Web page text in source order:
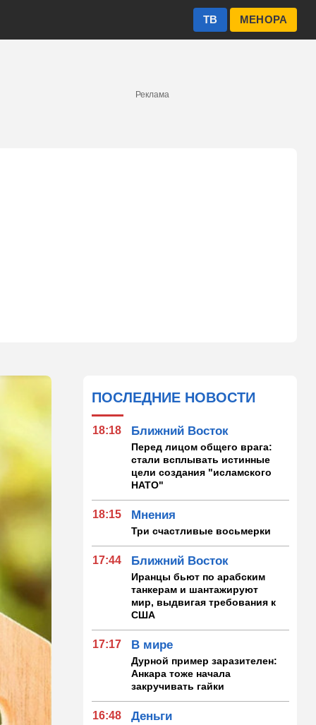
МЕНОРА
ТВ
Реклама
ПОСЛЕДНИЕ НОВОСТИ
18:18 Ближний Восток
Перед лицом общего врага:
стали всплывать истинные
цели создания "исламского
НАТО"
18:15 Мнения
Три счастливые восьмерки
17:44 Ближний Восток
Иранцы бьют по арабским
танкерам и шантажируют
мир, выдвигая требования к
США
17:17 В мире
Дурной пример заразителен:
Анкара тоже начала
закручивать гайки
16:48 Деньги